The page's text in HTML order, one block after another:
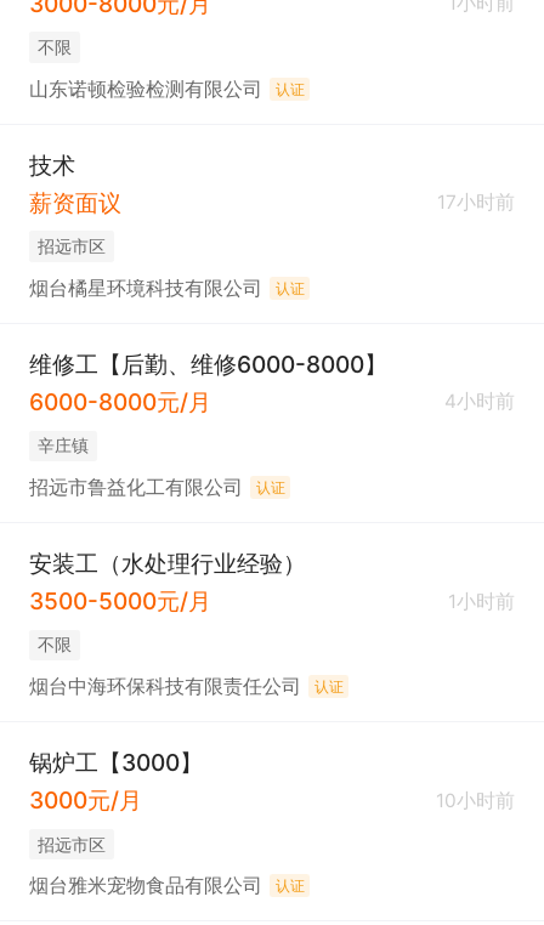
不限
山东诺顿检验检测有限公司 认证
技术
薪资面议
17小时前
招远市区
烟台橘星环境科技有限公司 认证
维修工【后勤、维修6000-8000】
6000-8000元/月
4小时前
辛庄镇
招远市鲁益化工有限公司 认证
安装工（水处理行业经验）
3500-5000元/月
1小时前
不限
烟台中海环保科技有限责任公司 认证
锅炉工【3000】
3000元/月
10小时前
招远市区
烟台雅米宠物食品有限公司 认证